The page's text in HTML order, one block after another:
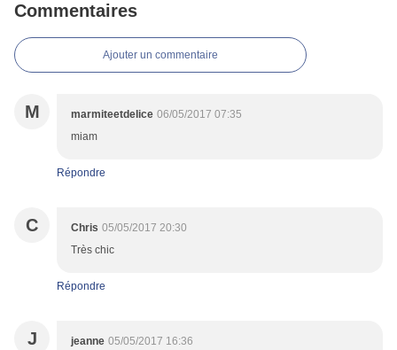
Commentaires
Ajouter un commentaire
M marmiteetdelice 06/05/2017 07:35
miam
Répondre
C Chris 05/05/2017 20:30
Très chic
Répondre
J jeanne 05/05/2017 16:36